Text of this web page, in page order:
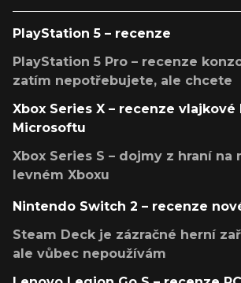
PlayStation 5 – recenze
PlayStation 5 Pro – recenze
zatím nepotřebujete, ale chcete
Xbox Series X – recenze vlajkové
Microsoftu
Xbox Series S – dojmy z hraní na
levném Xboxu
Nintendo Switch 2 – recenze
Steam Deck je zázračné herní
ale vůbec nepoužívám